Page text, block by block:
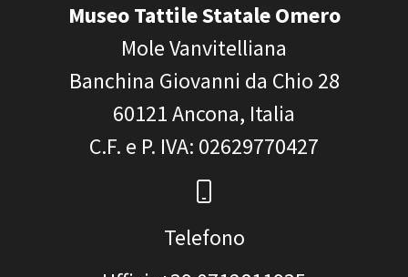
Museo Tattile Statale Omero
Mole Vanvitelliana
Banchina Giovanni da Chio 28
60121Ancona, Italia
C.F. e P. IVA: 02629770427
Telefono